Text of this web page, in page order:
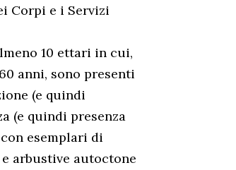
Corpi e i Servizi
10 ettari in cui,
anni, sono presenti
(e quindi
(e quindi presenza
esemplari di
arbustive autoctone